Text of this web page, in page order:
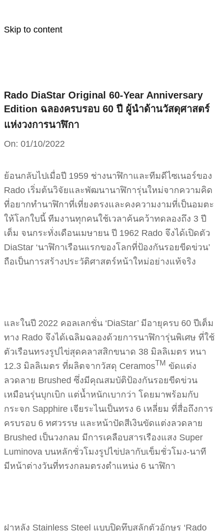
Skip to content
Rado DiaStar Original 60-Year Anniversary
Edition ฉลองครบรอบ 60 ปี ผู้นำด้านวัสดุศาสตร์
แห่งวงการนาฬิกา
On: 01/10/2022
ย้อนกลับไปเมื่อปี 1959 ช่างนาฬิกาและทีมดีไซเนอร์ของ
Rado เริ่มต้นวิจัยและพัฒนานาฬิการุ่นใหม่จากความคิด
ที่อยากทำนาฬิกาที่เที่ยงตรงและคงความงามที่เป็นอมตะ
ให้โลกใบนี้ ทีมงานทุกคนใช้เวลาค้นคว้าทดลองถึง 3 ปี
เต็ม จนกระทั่งเดือนเมษายน ปี 1962 Rado จึงได้เปิดตัว
DiaStar ‘นาฬิกาเรือนแรกของโลกที่ป้องกันรอยขีดข่วน’
ถือเป็นการสร้างประวัติศาสตร์หน้าใหม่อย่างแท้จริง
และในปี 2022 คอลเลกชั่น ‘DiaStar’ มีอายุครบ 60 ปีเต็ม
ทาง Rado จึงได้เฉลิมฉลองด้วยการนาฬิการุ่นพิเศษ ที่ใช้
ตัวเรือนทรงรูปไข่สุดคลาสสิกขนาด 38 มิลลิเมตร หนา
12.3 มิลลิเมตร ที่ผลิตจากวัสดุ CeramosTM ขัดแต่ง
ลวดลาย Brushed ซึ่งมีคุณสมบัติป้องกันรอยขีดข่วน
เหมือนรุ่นบุกเบิก แต่น้ำหนักเบากว่า โดยมาพร้อมกับ
กระจก Sapphire เจียระไนเป็นทรง 6 เหลี่ยม ที่สื่อถึงการ
ครบรอบ 6 ทศวรรษ และหน้าปัดสีเงินขัดแต่งลวดลาย
Brushed เป็นวงกลม มีการเคลือบสารเรืองแสง Super
Luminova บนหลักชั่วโมงรูปไข่ปลากับเข็มชั่วโมง-นาที
มีหน้าต่างวันที่ทรงกลมตรงตำแหน่ง 6 นาฬิกา
ฝาหลัง Stainless Steel แบบปิดทึบสลักตัวอักษร ‘Rado